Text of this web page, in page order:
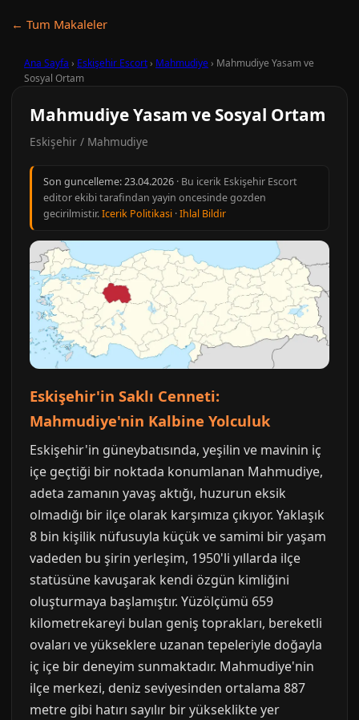
← Tum Makaleler
Ana Sayfa › Eskişehir Escort› Mahmudiye› Mahmudiye Yasam ve
Sosyal Ortam
Mahmudiye Yasam ve Sosyal Ortam
Eskişehir / Mahmudiye
Son guncelleme:23.04.2026 · Bu icerik Eskişehir Escort
editor ekibi tarafindan yayin oncesinde gozden
gecirilmistir.Icerik Politikasi ·Ihlal Bildir
Eskişehir'in Saklı Cenneti:
Mahmudiye'nin Kalbine Yolculuk
Eskişehir'in güneybatısında, yeşilin ve mavinin iç
içe geçtiği bir noktada konumlanan Mahmudiye,
adeta zamanın yavaş aktığı, huzurun eksik
olmadığı bir ilçe olarak karşımıza çıkıyor. Yaklaşık
8 bin kişilik nüfusuyla küçük ve samimi bir yaşam
vadeden bu şirin yerleşim, 1950'li yıllarda ilçe
statüsüne kavuşarak kendi özgün kimliğini
oluşturmaya başlamıştır. Yüzölçümü 659
kilometrekareyi bulan geniş toprakları, bereketli
ovaları ve yükseklere uzanan tepeleriyle doğayla
iç içe bir deneyim sunmaktadır. Mahmudiye'nin
ilçe merkezi, deniz seviyesinden ortalama 887
metre gibi hatırı sayılır bir yükseklikte yer